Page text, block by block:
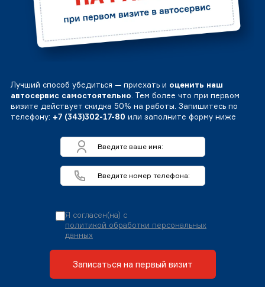
Лучший способ убедиться — приехать и оценить наш
автосервис самостоятельно . Тем более что при первом
визите действует скидка 50% на работы. Запишитесь по
телефону: +7 (343)302-17-80 или заполните форму ниже
Я согласен(на) с
политикой обработки персональных
данных
Записаться на первый визит